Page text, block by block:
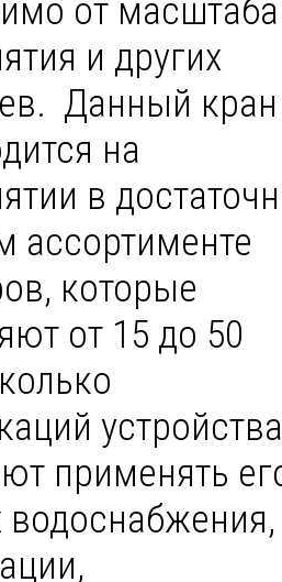
от масштаба
и других
Данный кран
на
в
ассортименте
которые
от 15 до 50
устройства
применять
водоснабжения,